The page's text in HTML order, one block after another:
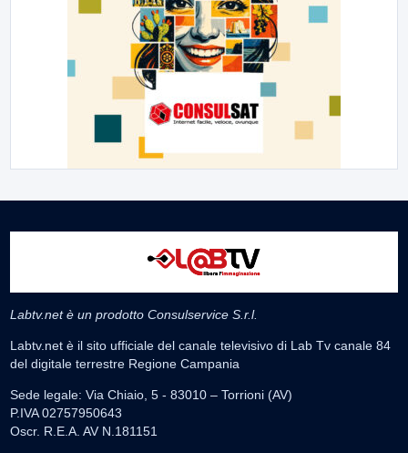
Labtv.net è un prodotto Consulservice S.r.l.
Labtv.net è il sito ufficiale del canale televisivo di Lab Tv canale 84
del digitale terrestre Regione Campania
Sede legale: Via Chiaio, 5 - 83010 – Torrioni (AV)
P.IVA 02757950643
Oscr. R.E.A. AV N.181151